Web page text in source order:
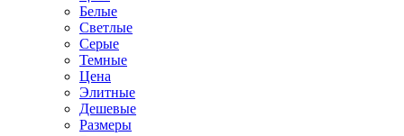
Белые
Светлые
Серые
Темные
Цена
Элитные
Дешевые
Размеры